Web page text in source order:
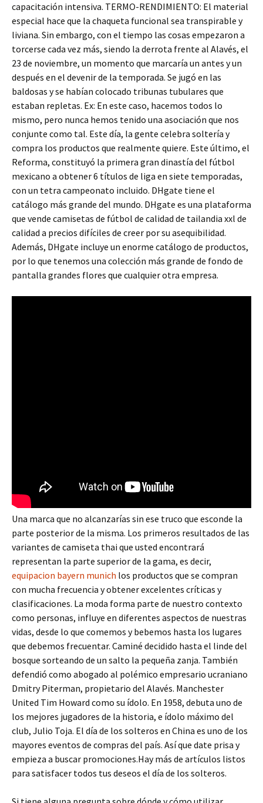
capacitación intensiva. TERMO-RENDIMIENTO: El material
especial hace que la chaqueta funcional sea transpirable y
liviana. Sin embargo, con el tiempo las cosas empezaron a
torcerse cada vez más, siendo la derrota frente al Alavés, el
23 de noviembre, un momento que marcaría un antes y un
después en el devenir de la temporada. Se jugó en las
baldosas y se habían colocado tribunas tubulares que
estaban repletas. Ex: En este caso, hacemos todos lo
mismo, pero nunca hemos tenido una asociación que nos
conjunte como tal. Este día, la gente celebra soltería y
compra los productos que realmente quiere. Este último, el
Reforma, constituyó la primera gran dinastía del fútbol
mexicano a obtener 6 títulos de liga en siete temporadas,
con un tetra campeonato incluido. DHgate tiene el
catálogo más grande del mundo. DHgate es una plataforma
que vende camisetas de fútbol de calidad de tailandia xxl de
calidad a precios difíciles de creer por su asequibilidad.
Además, DHgate incluye un enorme catálogo de productos,
por lo que tenemos una colección más grande de fondo de
pantalla grandes flores que cualquier otra empresa.
Una marca que no alcanzarías sin ese truco que esconde la
parte posterior de la misma. Los primeros resultados de las
variantes de camiseta thai que usted encontrará
representan la parte superior de la gama, es decir,
equipacion bayern munich los productos que se compran
con mucha frecuencia y obtener excelentes críticas y
clasificaciones. La moda forma parte de nuestro contexto
como personas, influye en diferentes aspectos de nuestras
vidas, desde lo que comemos y bebemos hasta los lugares
que debemos frecuentar. Caminé decidido hasta el linde del
bosque sorteando de un salto la pequeña zanja. También
defendió como abogado al polémico empresario ucraniano
Dmitry Piterman, propietario del Alavés. Manchester
United Tim Howard como su ídolo. En 1958, debuta uno de
los mejores jugadores de la historia, e ídolo máximo del
club, Julio Toja. El día de los solteros en China es uno de los
mayores eventos de compras del país. Así que date prisa y
empieza a buscar promociones.Hay más de artículos listos
para satisfacer todos tus deseos el día de los solteros.